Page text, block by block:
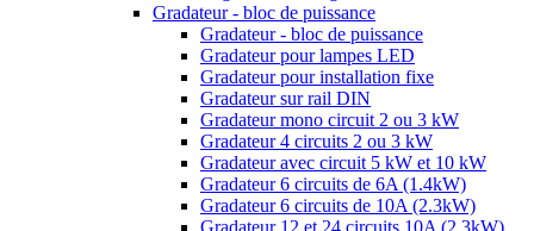
Gradateur - bloc de puissance
Gradateur - bloc de puissance
Gradateur pour lampes LED
Gradateur pour installation fixe
Gradateur sur rail DIN
Gradateur mono circuit 2 ou 3 kW
Gradateur 4 circuits 2 ou 3 kW
Gradateur avec circuit 5 kW et 10 kW
Gradateur 6 circuits de 6A (1.4kW)
Gradateur 6 circuits de 10A (2.3kW)
Gradateur 12 et 24 circuits 10A (2.3kW)